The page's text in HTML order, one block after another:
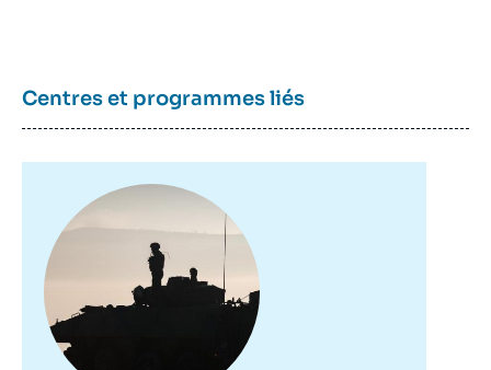
Centres et programmes liés
principale
de
de
publication
Clotilde BÔMONT, « Le cloud défense : défi
opérationnel, impératif stratégique et enjeu
de souveraineté », Études, Focus
Stratégique, Ifri, 25 novembre 2021.